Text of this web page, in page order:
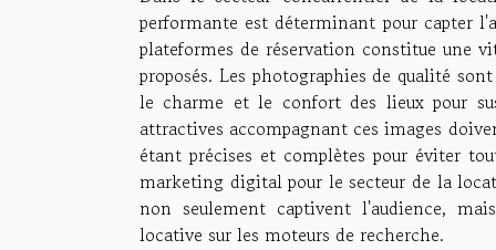
performante est déterminant pour capter
plateformes de réservation constitue une
proposés. Les photographies de qualité
le charme et le confort des lieux pour
attractives accompagnant ces images
étant précises et complètes pour éviter
marketing digital pour le secteur de la
non seulement captivent l'audience,
locative sur les moteurs de recherche.